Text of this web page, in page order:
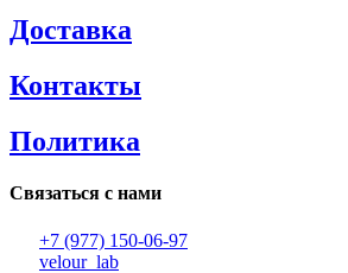
Доставка
Контакты
Политика
Связаться с нами
+7 (977) 150-06-97
velour_lab